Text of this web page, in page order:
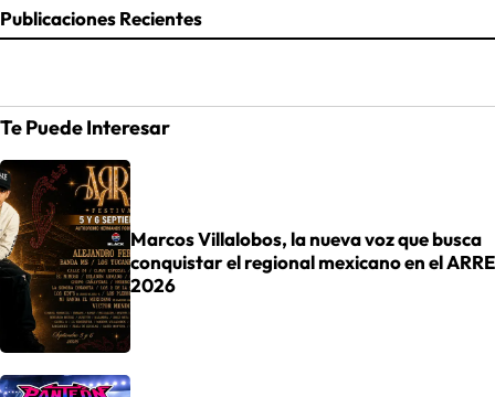
Publicaciones Recientes
Te Puede Interesar
Marcos Villalobos, la nueva voz que busca
conquistar el regional mexicano en el ARRE
2026